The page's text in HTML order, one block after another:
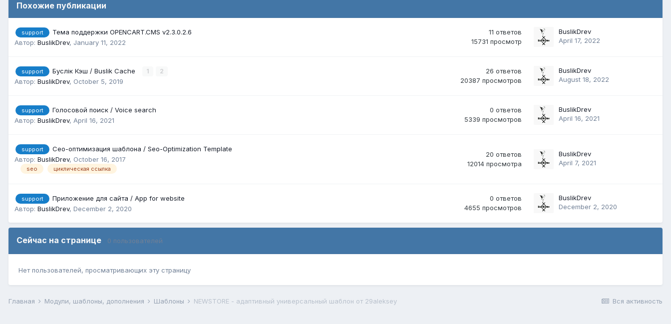
Похожие публикации
support
Тема поддержки OPENCART.CMS v2.3.0.2.6
Автор: BuslikDrev, January 11, 2022
11 ответов
15731 просмотр
BuslikDrev
April 17, 2022
support Буслік Кэш / Buslik Cache 1 2
Автор: BuslikDrev, October 5, 2019
26 ответов
20387 просмотров
BuslikDrev
August 18, 2022
support
Голосовой поиск / Voice search
Автор: BuslikDrev, April 16, 2021
0 ответов
5339 просмотров
BuslikDrev
April 16, 2021
support
Сео-оптимизация шаблона / Seo-Optimization Template
Автор: BuslikDrev, October 16, 2017
seo циклическая ссылка
20 ответов
12014 просмотра
BuslikDrev
April 7, 2021
support
Приложение для сайта / App for website
Автор: BuslikDrev, December 2, 2020
0 ответов
4655 просмотров
BuslikDrev
December 2, 2020
Сейчас на странице 0 пользователей
Нет пользователей, просматривающих эту страницу
Вся активность
Главная Модули, шаблоны, дополнения Шаблоны NEWSTORE - адаптивный универсальный шаблон от 29aleksey